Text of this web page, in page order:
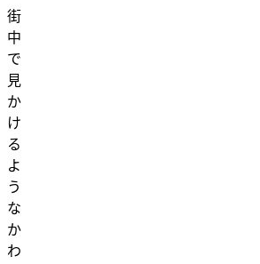
街
中
で
見
か
け
る
よ
う
な
か
わ